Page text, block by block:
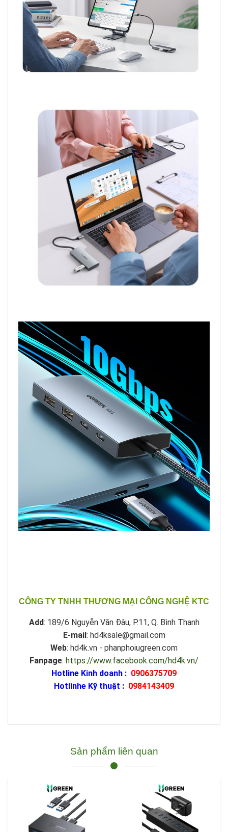
CÔNG TY TNHH THƯƠNG MẠI CÔNG NGHỆ KTC
Add: 189/6 Nguyễn Văn Đậu, P.11, Q. Bình Thạnh
E-mail: hd4ksale@gmail.com
Web: hd4k.vn - phanphoiugreen.com
Fanpage: https://www.facebook.com/hd4k.vn/
Hotline Kinh doanh : 0906375709
Hotlinhe Kỹ thuật : 0984143409
Sản phẩm liên quan